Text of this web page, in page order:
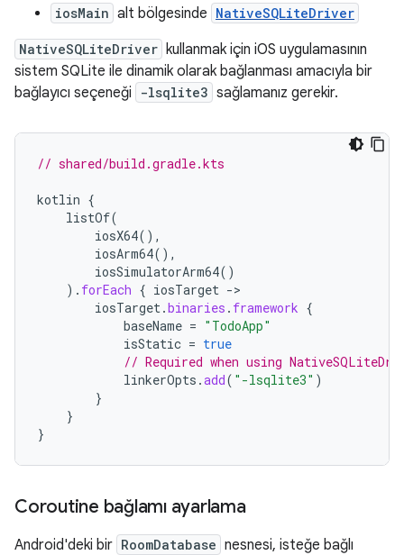
iosMain alt bölgesinde NativeSQLiteDriver
NativeSQLiteDriver kullanmak için iOS uygulamasının
sistem SQLite ile dinamik olarak bağlanması amacıyla bir
bağlayıcı seçeneği
-lsqlite3 sağlamanız gerekir.
// shared/build.gradle.kts
kotlin {
listOf(
iosX64(),
iosArm64(),
iosSimulatorArm64()
). forEach { iosTarget -
iosTarget.binaries . framework {
baseName = "TodoApp"
isStatic = true
// Required when using
linkerOpts .add( "-lsqlite3" )
}
}
}
Coroutine bağlamı ayarlama
Android'deki bir RoomDatabase nesnesi, isteğe bağlı